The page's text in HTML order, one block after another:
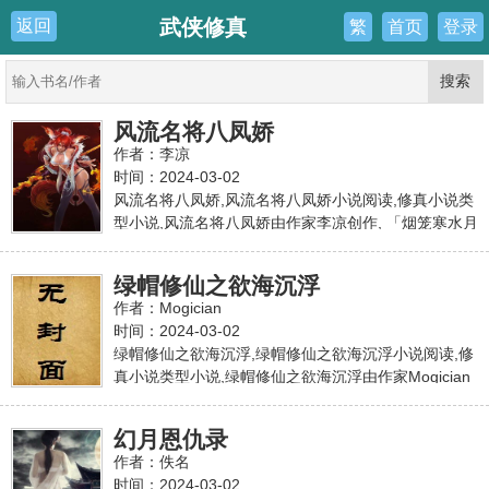
返回 武侠修真 繁 首页 登录
风流名将八凤娇
作者：李凉
时间：2024-03-02
风流名将八凤娇,风流名将八凤娇小说阅读,修真小说类
型小说,风流名将八凤娇由作家李凉创作, 「烟笼寒水月
金陵城内南部,经惠民河及其他支流而入长江的。它原
本是一条专供民船航行之河道,可是,不知何时有人推出
「船妓」大捞一票之后,整个情况便完全改变了。于是,
沿河风光绮丽、纸醉金迷。尤其在夫子庙那一带更是
粉红黛绿的聚集处,歌声、划船声、喝采声、姑娘们的
嗲呼声、浪笑声及「那个」声,终宵不绝。因此,本站提
供风流名将八凤娇最新章节,风流名将八凤娇最新更新
章节,本站免费稳定急速专业无弹窗
绿帽修仙之欲海沉浮
作者：Mogician
时间：2024-03-02
绿帽修仙之欲海沉浮,绿帽修仙之欲海沉浮小说阅读,修
真小说类型小说,绿帽修仙之欲海沉浮由作家Mogician
的大美人但也是个如他一般冷清的性子,只是世人不知
宋明的道侣柳瑶是纯阴之体。也不知宋明收的数位弟
幻月恩仇录
作者：佚名
时间：2024-03-02